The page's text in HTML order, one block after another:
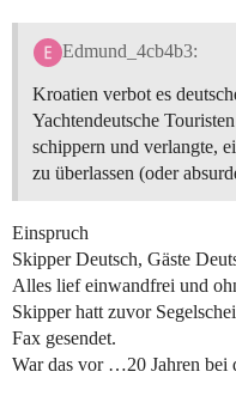
Edmund_4cb4b3:
Kroatien verbot es
Yachtendeutsche
schippern und verlangte,
zu überlassen (oder
Einspruch
Skipper Deutsch, Gäste
Alles lief einwandfrei und
Skipper hatt zuvor
Fax gesendet.
War das vor …20 Jahren bei